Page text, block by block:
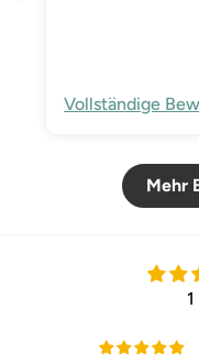
Vollständige
Mehr